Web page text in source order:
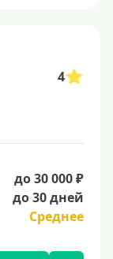
4
до 30 000 ₽
до 30 дней
Среднее